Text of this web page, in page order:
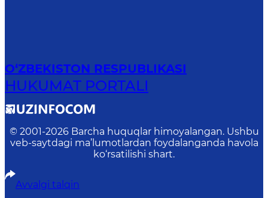
O‘ZBEKISTON RESPUBLIKASI
HUKUMAT PORTALI
© 2001-2026 Barcha huquqlar himoyalangan. Ushbu
veb-saytdagi ma’lumotlardan foydalanganda havola
ko‘rsatilishi shart.
Avvalgi talqin